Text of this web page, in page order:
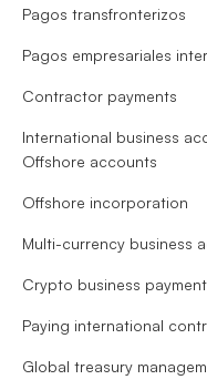
Pagos transfronterizos
Pagos empresariales
Contractor payments
International business
Offshore accounts
Offshore incorporation
Multi-currency business
Crypto business
Paying international
Global treasury